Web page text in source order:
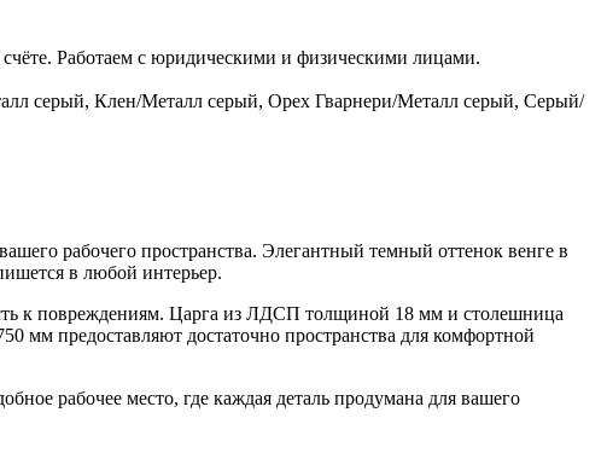
Работаем с юридическими и физическими лицами.
серый, Клен/Металл серый, Орех Гварнери/Металл серый, Серый/
рабочего пространства. Элегантный темный оттенок венге в
в любой интерьер.
к повреждениям. Царга из ЛДСП толщиной 18 мм и столешница
мм предоставляют достаточно пространства для комфортной
рабочее место, где каждая деталь продумана для вашего